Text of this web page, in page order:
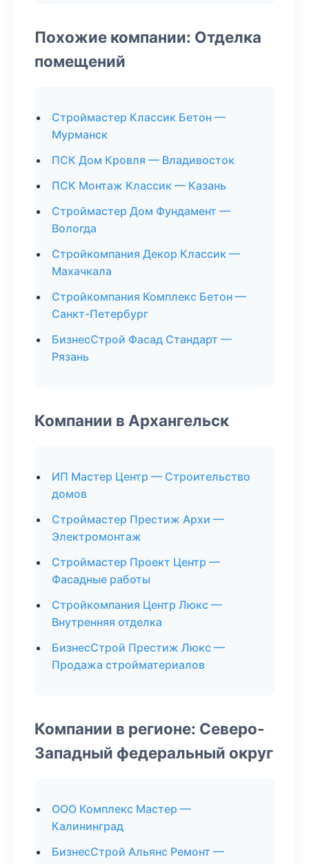
Похожие компании: Отделка
помещений
Строймастер Классик Бетон —
Мурманск
ПСК Дом Кровля — Владивосток
ПСК Монтаж Классик — Казань
Строймастер Дом Фундамент —
Вологда
Стройкомпания Декор Классик —
Махачкала
Стройкомпания Комплекс Бетон —
Санкт-Петербург
БизнесСтрой Фасад Стандарт —
Рязань
Компании в Архангельск
ИП Мастер Центр — Строительство
домов
Строймастер Престиж Архи —
Электромонтаж
Строймастер Проект Центр —
Фасадные работы
Стройкомпания Центр Люкс —
Внутренняя отделка
БизнесСтрой Престиж Люкс —
Продажа стройматериалов
Компании в регионе: Северо-
Западный федеральный округ
ООО Комплекс Мастер —
Калининград
БизнесСтрой Альянс Ремонт —